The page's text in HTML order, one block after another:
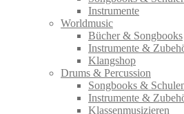
Instrumente
Worldmusic
Bücher & Songbooks
Instrumente &
Klangshop
Drums & Percussion
Songbooks &
Instrumente &
Klassenmusizieren